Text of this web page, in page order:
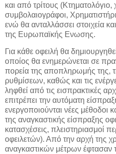
και από τρίτους
συμβολαιογράφοι,
ενώ θα ανταλλάσσει στοιχεία
της Ευρωπαϊκής Ενωσης.
Για κάθε οφειλή θα
οποίος θα ενημερώνεται σε
πορεία της αποπληρωμής της,
ρυθμίσεων, καθώς και τις
ληφθεί από τις εισπρακτικές
επιτρέπει την αυτόματη
ενεργοποιούνται νέες μέθοδοι
της αναγκαστικής είσπραξης
κατασχέσεις, πλειστηριασμοί
οφειλετών). Από την αρχή της
αναγκαστικών μέτρων